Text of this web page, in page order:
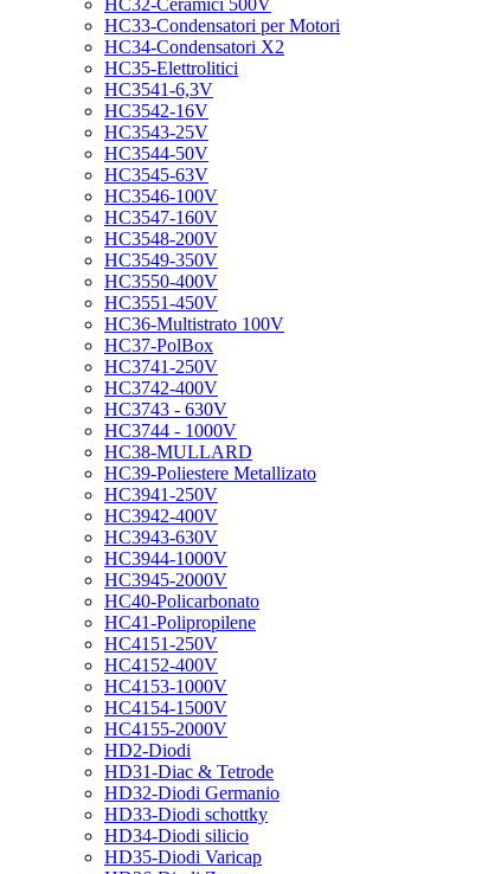
HC32-Ceramici 500V
HC33-Condensatori per Motori
HC34-Condensatori X2
HC35-Elettrolitici
HC3541-6,3V
HC3542-16V
HC3543-25V
HC3544-50V
HC3545-63V
HC3546-100V
HC3547-160V
HC3548-200V
HC3549-350V
HC3550-400V
HC3551-450V
HC36-Multistrato 100V
HC37-PolBox
HC3741-250V
HC3742-400V
HC3743 - 630V
HC3744 - 1000V
HC38-MULLARD
HC39-Poliestere Metallizato
HC3941-250V
HC3942-400V
HC3943-630V
HC3944-1000V
HC3945-2000V
HC40-Policarbonato
HC41-Polipropilene
HC4151-250V
HC4152-400V
HC4153-1000V
HC4154-1500V
HC4155-2000V
HD2-Diodi
HD31-Diac & Tetrode
HD32-Diodi Germanio
HD33-Diodi schottky
HD34-Diodi silicio
HD35-Diodi Varicap